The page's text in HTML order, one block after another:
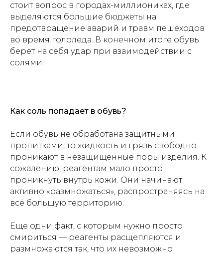
стоит вопрос в городах-миллиониках, где
выделяются большие бюджеты на
предотвращение аварий и травм пешеходов
во время гололеда. В конечном итоге обувь
берет на себя удар при взаимодействии с
солями.
Как соль попадает в обувь?
Если обувь не обработана защитными
пропитками, то жидкость и грязь свободно
проникают в незащищённые поры изделия. К
сожалению, реагентам мало просто
проникнуть внутрь кожи. Они начинают
активно «размножаться», распространяясь на
всё большую территорию.
Еще одни факт, с которым нужно просто
смириться — реагенты расщепляются и
размножаются так, что их невозможно